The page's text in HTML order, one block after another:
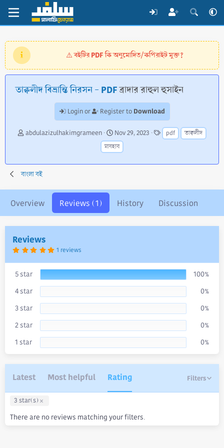
⚠️বইটির PDF কি অনুমোদিত/কপিরাইট মুক্ত?
তাক্বলীদ বিভ্রান্তি নিরসন - PDFব্রাদার রাহুল হুসাইন
Login or Register to Download
A
r
abdulazizulhakimgrameen
C
r
e
o
a
t
Nov 29, 2023
T
a
pdf
তাক্বলীদ
মাযহাব
বাংলা বই
Overview Reviews (1) History Discussion
Reviews
5
0
0
s
t
a
(
s
1 reviews
5 star
100%
4 star
0%
3 star
0%
2 star
0%
1 star
0%
Latest Most helpful Rating Filters
3 star(s)
There are no reviews matching your filters.